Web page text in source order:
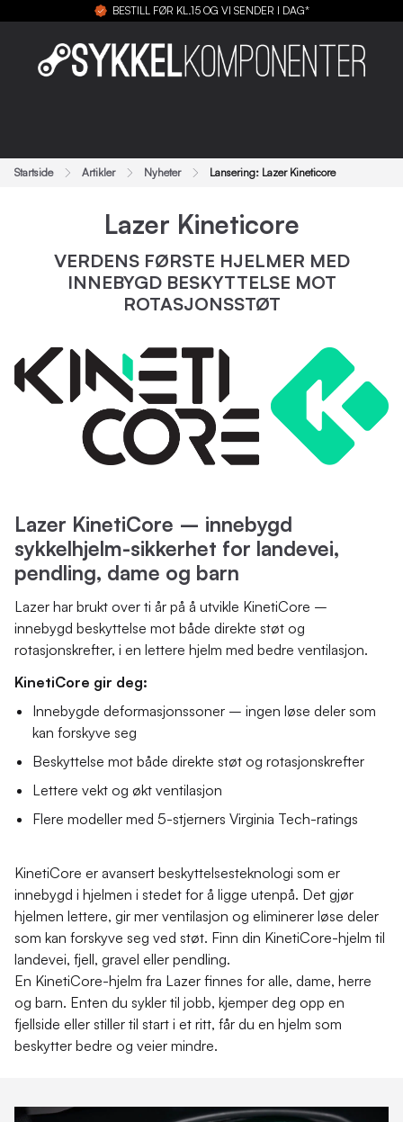
BESTILL FØR KL.15 OG VI SENDER I DAG*
Startside Artikler Nyheter Lansering: Lazer Kineticore
Lazer Kineticore
VERDENS FØRSTE HJELMER MED
INNEBYGD BESKYTTELSE MOT
ROTASJONSSTØT
Lazer KinetiCore – innebygd
sykkelhjelm-sikkerhet for landevei,
pendling, dame og barn
Lazer har brukt over ti år på å utvikle KinetiCore –
innebygd beskyttelse mot både direkte støt og
rotasjonskrefter, i en lettere hjelm med bedre ventilasjon.
KinetiCore gir deg:
Innebygde deformasjonssoner – ingen løse deler som
kan forskyve seg
Beskyttelse mot både direkte støt og rotasjonskrefter
Lettere vekt og økt ventilasjon
Flere modeller med 5-stjerners Virginia Tech-ratings
KinetiCore er avansert beskyttelsesteknologi som er
innebygd i hjelmen i stedet for å ligge utenpå. Det gjør
hjelmen lettere, gir mer ventilasjon og eliminerer løse deler
som kan forskyve seg ved støt. Finn din KinetiCore-hjelm til
landevei, fjell, gravel eller pendling.
En KinetiCore-hjelm fra Lazer finnes for alle, dame, herre
og barn. Enten du sykler til jobb, kjemper deg opp en
fjellside eller stiller til start i et ritt, får du en hjelm som
beskytter bedre og veier mindre.